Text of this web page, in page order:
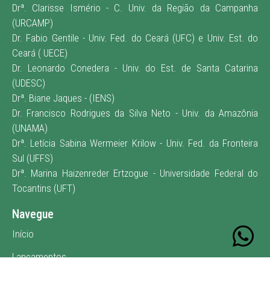
Drª. Clarisse Ismério - C. Univ. da Região da Campanha
(URCAMP)
Dr. Fabio Gentile - Univ. Fed. do Ceará (UFC) e Univ. Est. do
Ceará ( UECE)
Dr. Leonardo Conedera - Univ. do Est. de Santa Catarina
(UDESC)
Drª. Biane Jaques - (IENS)
Dr. Francisco Rodrigues da Silva Neto - Univ. da Amazônia
(UNAMA)
Drª. Letícia Sabina Wermeier Krilow - Univ. Fed. da Fronteira
Sul (UFFS)
Drª. Marina Haizenreder Ertzogue - Universidade Federal do
Tocantins (UFT)
Navegue
Início
Lançamentos